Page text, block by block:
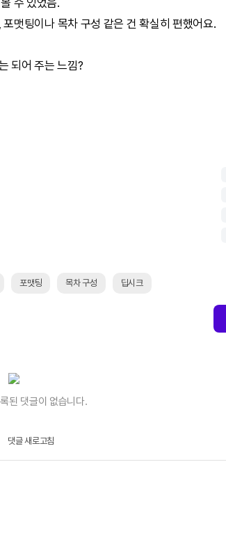
수 있었음.
맷팅이나 목차 구성 같은 건 확실히 편했어요.
되어 주는 느낌?
포맷팅 목차 구성 딥시크
된 댓글이 없습니다.
댓글 새로고침